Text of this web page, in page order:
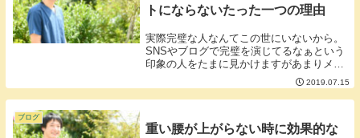
トにならないたった一つの理由
実際完璧な人なんてこの世にいないから。
SNSやブログで完璧を演じてるなぁという
印象の人をたまに見かけますがあまりメリ
ットはないと思います。これは個人的な感
情ですが失敗だったり悩んでいたりうまく
いかないことだったりそういう部分が垣間
2019.07.15
ブログ
重い腰が上がらない時に効果的な